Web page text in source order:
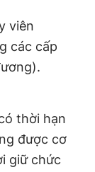
viên
các cấp
thời hạn
được cơ
giữ chức